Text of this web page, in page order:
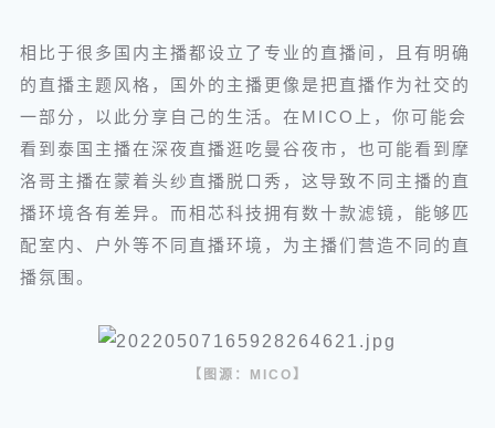
相比于很多国内主播都设立了专业的直播间，且有明确
的直播主题风格，国外的主播更像是把直播作为社交的
一部分，以此分享自己的生活。在MICO上，你可能会
看到泰国主播在深夜直播逛吃曼谷夜市，也可能看到摩
洛哥主播在蒙着头纱直播脱口秀，这导致不同主播的直
播环境各有差异。而相芯科技拥有数十款滤镜，能够匹
配室内、户外等不同直播环境，为主播们营造不同的直
播氛围。
【图源：MICO】